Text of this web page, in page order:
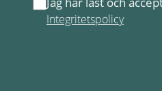
Integritetspolicy